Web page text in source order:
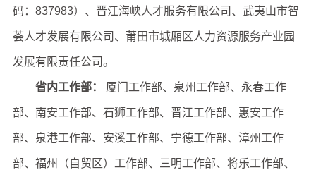
码：837983）、晋江海峡人才服务有限公司、武夷山市智
荟人才发展有限公司、莆田市城厢区人力资源服务产业园
发展有限责任公司。
省内工作部： 厦门工作部、泉州工作部、永春工作
部、南安工作部、石狮工作部、晋江工作部、惠安工作
部、泉港工作部、安溪工作部、宁德工作部、漳州工作
部、福州（自贸区）工作部、三明工作部、将乐工作部、